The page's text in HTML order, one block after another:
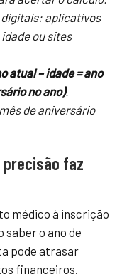
aplicativos
ou sites
atual – idade = ano
no ano).
de aniversário
precisão faz
médico à inscrição
saber o ano de
pode atrasar
financeiros.